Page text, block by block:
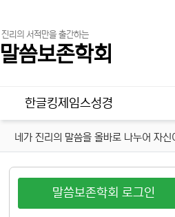
진리의 서적만을 출간하는
말씀보존학회
메인 메뉴
한글킹제임스성경
네가 진리의 말씀을 올바로 나누어 자
말씀보존학회 로그인